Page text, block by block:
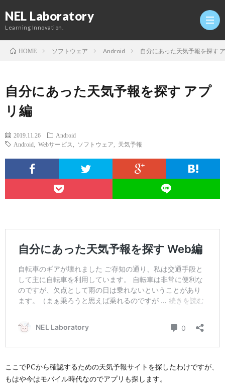
NEL Laboratory
Learning Innovation.
HOME ソフトウェア Android 自分にあった天気予報を探す
自分にあった天気予報を探す アプ
リ編
2019.11.26
Android
Android
Webサービス ソフトウェア 天気予報
ここでPCから確認するための天気予報サイトを探したわけですが、
もはや今はモバイル時代なのでアプリも探します。